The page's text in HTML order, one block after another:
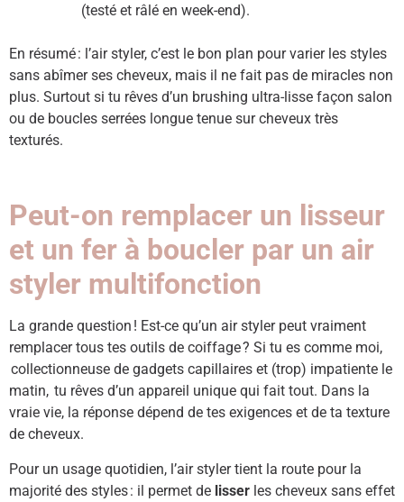
(testé et râlé en week-end).
En résumé : l’air styler, c’est le bon plan pour varier les styles
sans abîmer ses cheveux, mais il ne fait pas de miracles non
plus. Surtout si tu rêves d’un brushing ultra-lisse façon salon
ou de boucles serrées longue tenue sur cheveux très
texturés.
Peut-on remplacer un lisseur
et un fer à boucler par un air
styler multifonction
La grande question ! Est-ce qu’un air styler peut vraiment
remplacer tous tes outils de coiffage ? Si tu es comme moi,
collectionneuse de gadgets capillaires et (trop) impatiente le
matin, tu rêves d’un appareil unique qui fait tout. Dans la
vraie vie, la réponse dépend de tes exigences et de ta texture
de cheveux.
Pour un usage quotidien, l’air styler tient la route pour la
majorité des styles : il permet de lisser les cheveux sans effet